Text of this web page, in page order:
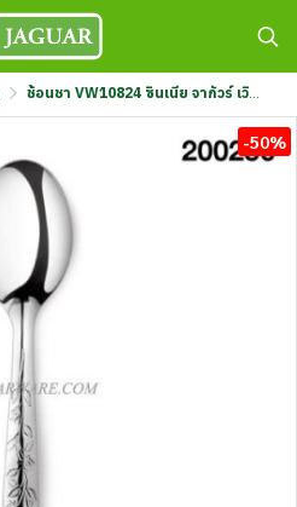
ช้อนชา VW10824 ซินเนีย จากัวร์ เวิร์ค @12 #1
-50%